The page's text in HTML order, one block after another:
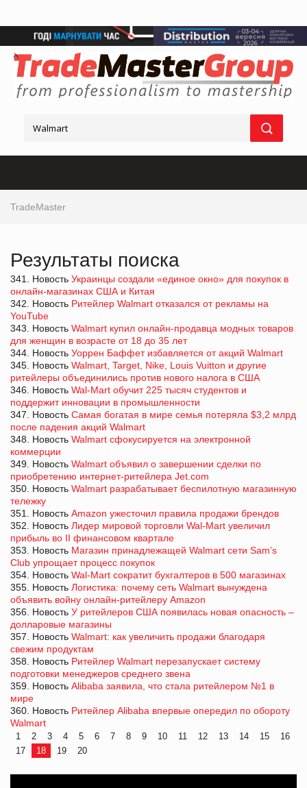
TradeMaster
Результаты поиска
341. Новость Украинцы создали «единое окно» для покупок в
онлайн-магазинах США и Китая
342. Новость Ритейлер Walmart отказался от рекламы на
YouTube
343. Новость Walmart купил онлайн-продавца модных товаров
для женщин в возрасте от 18 до 35 лет
344. Новость Уоррен Баффет избавляется от акций Walmart
345. Новость Walmart, Target, Nike, Louis Vuitton и другие
ритейлеры объединились против нового налога в США
346. Новость Wal-Mart обучит 225 тысяч студентов и
поддержит инновации в промышленности
347. Новость Самая богатая в мире семья потеряла $3,2 млрд
после падения акций Walmart
348. Новость Walmart сфокусируется на электронной
коммерции
349. Новость Walmart объявил о завершении сделки по
приобретению интернет-ритейлера Jet.com
350. Новость Walmart разрабатывает беспилотную магазинную
тележку
351. Новость Amazon ужесточил правила продажи брендов
352. Новость Лидер мировой торговли Wal-Mart увеличил
прибыль во II финансовом квартале
353. Новость Магазин принадлежащей Walmart cети Sam’s
Club упрощает процесс покупок
354. Новость Wal-Mart сократит бухгалтеров в 500 магазинах
355. Новость Логистика: почему сеть Walmart вынуждена
объявить войну онлайн-ритейлеру Amazon
356. Новость У ритейлеров США появилась новая опасность –
долларовые магазины
357. Новость Walmart: как увеличить продажи благодаря
свежим продуктам
358. Новость Ритейлер Walmart перезапускает систему
подготовки менеджеров среднего звена
359. Новость Alibaba заявила, что стала ритейлером №1 в
мире
360. Новость Ритейлер Alibaba впервые опередил по обороту
Walmart
1 2 3 4 5 6 7 8 9 10 11 12 13 14 15
16
17
18 19 20